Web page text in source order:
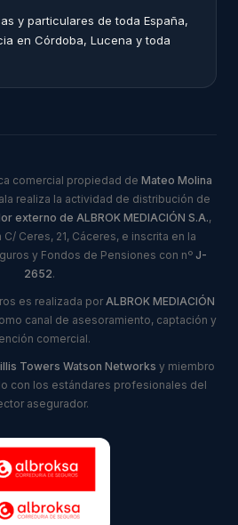
y particulares de toda España,
en Córdoba, Lucena y toda
comercial propiedad de Mateo Molina
realiza la actividad de distribución de
externo de ALBROK MEDIACIÓN S.A.,
Ceres, 21, Cáceres, e inscrita en la
y Fondos de Pensiones con nº J-
2652.
es realizada por ALBROK MEDIACIÓN
canal de asesoramiento, captación y
comercial.
Towers Watson Networks y miembro
con los estándares profesionales del
asegurador.